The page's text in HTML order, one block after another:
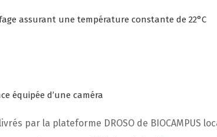
assurant une température constante de 22°C
équipée d’une caméra
par la plateforme DROSO de BIOCAMPUS